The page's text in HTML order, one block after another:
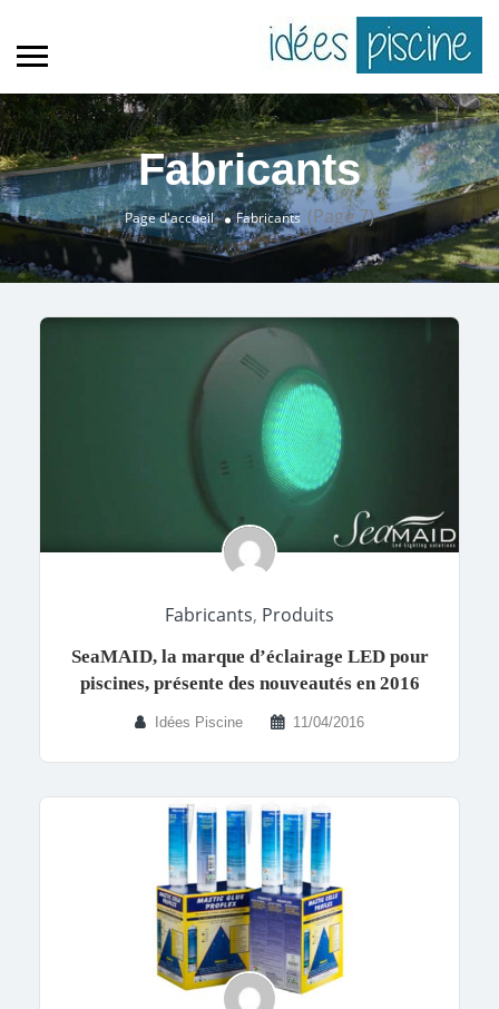
Fabricants
Page d'accueil Fabricants (Page 7)
Fabricants, Produits
SeaMAID, la marque d’éclairage LED pour
piscines, présente des nouveautés en 2016
Idées Piscine 11/04/2016